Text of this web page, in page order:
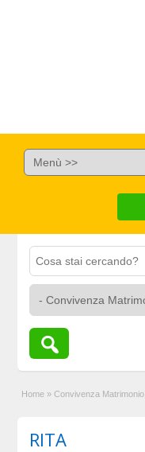
Home » Convivenza Matrimonio
RITA